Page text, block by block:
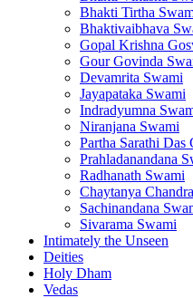
Bhakti Tirtha
Bhaktivaibhava
Gopal Krishna
Gour Govinda
Devamrita Swami
Jayapataka Swami
Indradyumna
Niranjana Swami
Partha Sarathi Das
Prahladanandana
Radhanath Swami
Chaytanya
Sachinandana
Sivarama Swami
Intimately the Unseen
Deities
Holy Dham
Vedas